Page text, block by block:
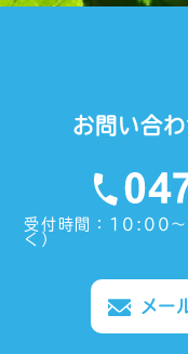
お問い合
受付時間：10:00
く）
メー